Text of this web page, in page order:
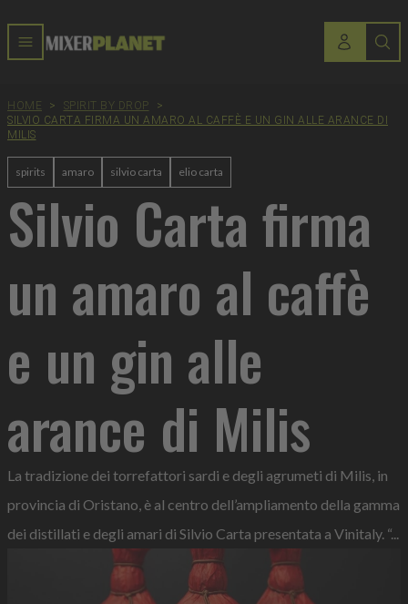
HOME > SPIRIT BY DROP
>
SILVIO CARTA FIRMA UN AMARO AL CAFFÈ E UN GIN ALLE ARANCE DI
MILIS
spirits amaro silvio carta elio carta
Silvio Carta firma
un amaro al caffè
e un gin alle
arance di Milis
La tradizione dei torrefattori sardi e degli agrumeti di Milis, in
provincia di Oristano, è al centro dell’ampliamento della gamma
dei distillati e degli amari di Silvio Carta presentata a Vinitaly. “...